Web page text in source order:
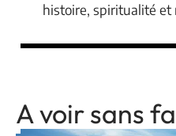
histoire, spiritualité et
A voir sans